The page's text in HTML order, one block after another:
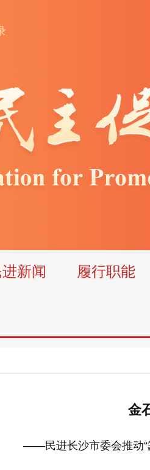
进新闻 履行职能
金
——民进长沙市委会推动“